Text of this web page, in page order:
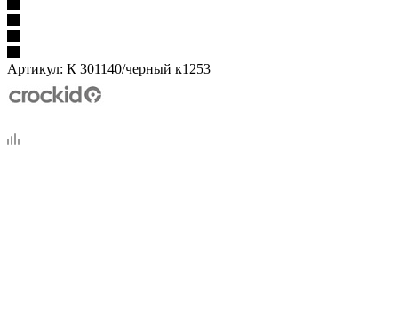
Артикул: К 301140/черный к1253